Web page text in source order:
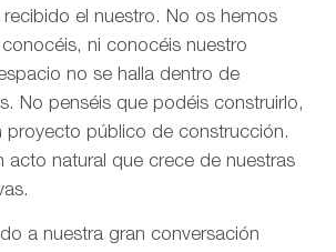
el nuestro. No os hemos
ni conocéis nuestro
no se halla dentro de
No penséis que podéis construirlo,
proyecto público de construcción.
acto natural que crece de nuestras
a nuestra gran conversación